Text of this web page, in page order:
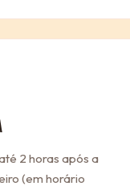
2 horas após a
(em horário